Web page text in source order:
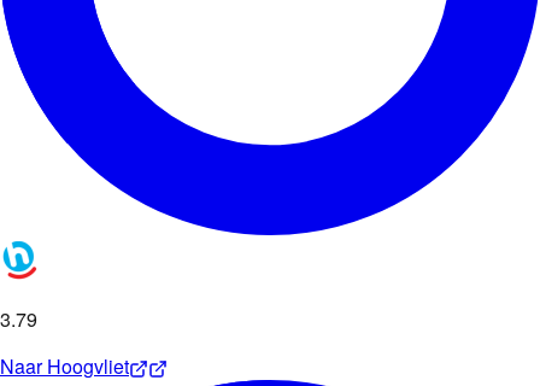
3.79
NaarHoogvliet